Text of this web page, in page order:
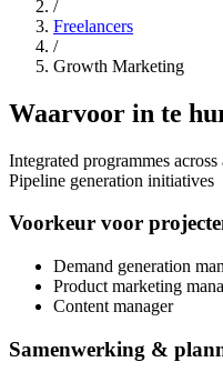
/
Freelancers
/
Growth Marketing
Waarvoor in te
Integrated programmes
Pipeline generation initiatives
Voorkeur voor
Demand generation
Product marketing
Content manager
Samenwerking &